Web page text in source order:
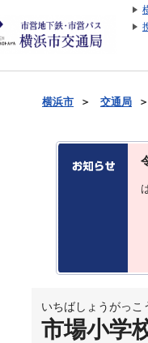
横浜市 ＞ 交通局
いちばしょうがっこ
市場小学